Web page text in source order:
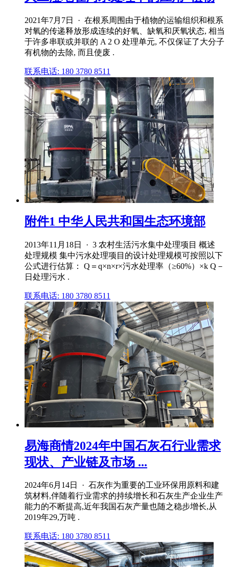
2021年7月7日 · 在根系周围由于植物的运输组织和根系
对氧的传递释放形成连续的好氧、缺氧和厌氧状态, 相当
于许多串联或并联的 A 2 O 处理单元, 不仅保证了大分子
有机物的去除, 而且使废 .
联系电话: 180 3780 8511
附件1 中华人民共和国生态环境部
2013年11月18日 · 3 农村生活污水集中处理项目 概述
处理规模 集中污水处理项目的设计处理规模可按照以下
公式进行估算： Q＝q×n×r×污水处理率（≥60%）×k Q－
日处理污水 .
联系电话: 180 3780 8511
易海商情2024年中国石灰石行业需求
现状、产业链及市场 ...
2024年6月14日 · 石灰作为重要的工业环保用原料和建
筑材料,伴随着行业需求的持续增长和石灰生产企业生产
能力的不断提高,近年我国石灰产量也随之稳步增长,从
2019年29,万吨 .
联系电话: 180 3780 8511